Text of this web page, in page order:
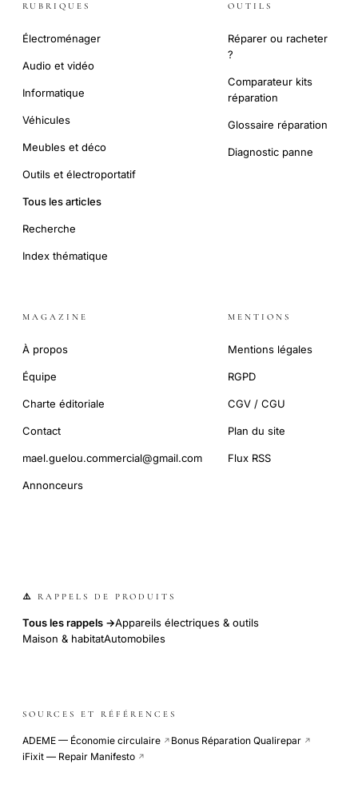
RUBRIQUES
Électroménager
Audio et vidéo
Informatique
Véhicules
Meubles et déco
Outils et électroportatif
Tous les articles
Recherche
Index thématique
OUTILS
Réparer ou racheter
?
Comparateur kits
réparation
Glossaire réparation
Diagnostic panne
MAGAZINE
À propos
Équipe
Charte éditoriale
Contact
mael.guelou.commercial@gmail.com
Annonceurs
MENTIONS
Mentions légales
RGPD
CGV / CGU
Plan du site
Flux RSS
⚠️ RAPPELS DE PRODUITS
Tous les rappels →Appareils électriques & outils
Maison & habitatAutomobiles
SOURCES ET RÉFÉRENCES
ADEME — Économie circulaire ↗ Bonus Réparation Qualirepar ↗
iFixit — Repair Manifesto ↗